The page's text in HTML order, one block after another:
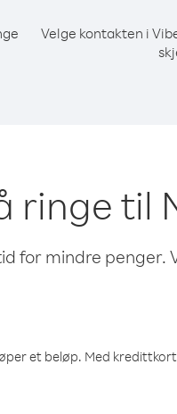
Velge kontakten i
ringe til
for mindre
et beløp. Med